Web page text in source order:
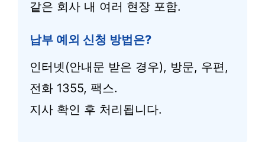
같은 회사 내 여러 현장 포함.
납부 예외 신청 방법은?
인터넷(안내문 받은 경우), 방문, 우편,
전화 1355, 팩스.
지사 확인 후 처리됩니다.